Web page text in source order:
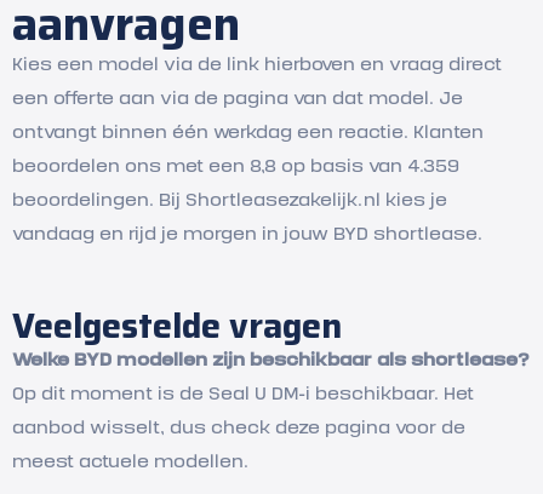
aanvragen
Kies een model via de link hierboven en vraag direct
een offerte aan via de pagina van dat model. Je
ontvangt binnen één werkdag een reactie. Klanten
beoordelen ons met een 8,8 op basis van 4.359
beoordelingen. Bij Shortleasezakelijk.nl kies je
vandaag en rijd je morgen in jouw BYD shortlease.
Veelgestelde vragen
Welke BYD modellen zijn beschikbaar als shortlease?
Op dit moment is de Seal U DM-i beschikbaar. Het
aanbod wisselt, dus check deze pagina voor de
meest actuele modellen.